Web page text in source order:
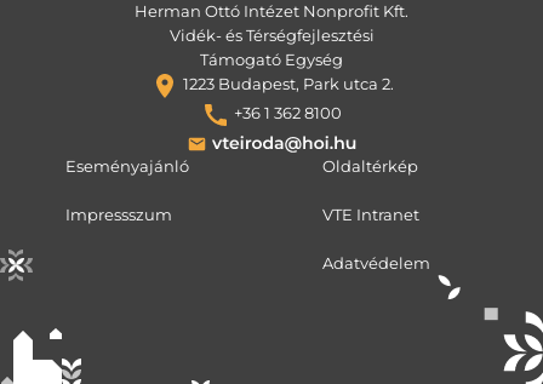
Herman Ottó Intézet Nonprofit Kft.
Vidék- és Térségfejlesztési
Támogató Egység
1223 Budapest, Park utca 2.
+36 1 362 8100
Eseményajánló
Impressszum
Oldaltérkép
VTE Intranet
Adatvédelem